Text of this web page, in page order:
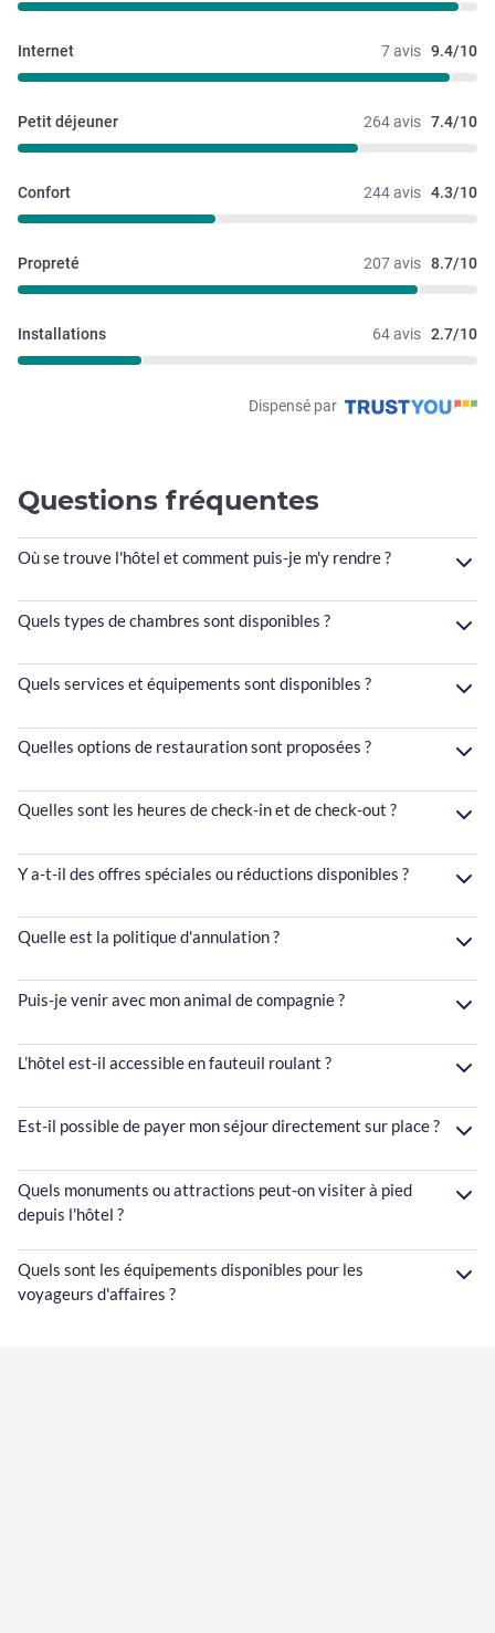
7 avis 9.4/10
Internet
264 avis 7.4/10
Petit déjeuner
244 avis 4.3/10
Confort
207 avis 8.7/10
Propreté
64 avis 2.7/10
Installations
Dispensé par
Questions fréquentes
Où se trouve l'hôtel et comment puis-je m'y rendre ?
Quels types de chambres sont disponibles ?
Quels services et équipements sont disponibles ?
Quelles options de restauration sont proposées ?
Quelles sont les heures de check-in et de check-out ?
Y a-t-il des offres spéciales ou réductions disponibles ?
Quelle est la politique d'annulation ?
Puis-je venir avec mon animal de compagnie ?
L’hôtel est-il accessible en fauteuil roulant ?
Est-il possible de payer mon séjour directement sur place ?
Quels monuments ou attractions peut-on visiter à pied
depuis l'hôtel ?
Quels sont les équipements disponibles pour les
voyageurs d'affaires ?